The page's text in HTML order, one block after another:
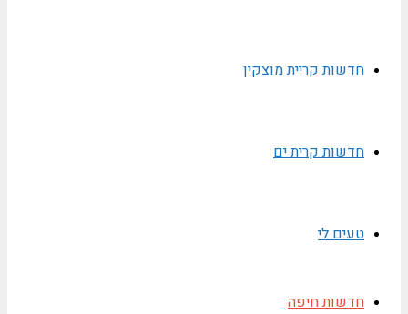
חדשות קריית מוצקין
חדשות קרית ים
טעים לי
חדשות חיפה